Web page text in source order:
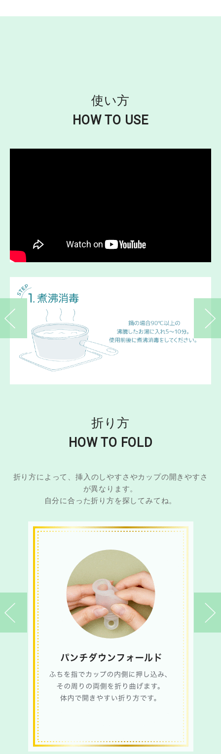
使い方
HOW TO USE
前へ 次へ
折り方
HOW TO FOLD
折り方によって、挿入のしやすさやカップの開きやすさ
が異なります。
自分に合った折り方を探してみてね。
前へ 次へ